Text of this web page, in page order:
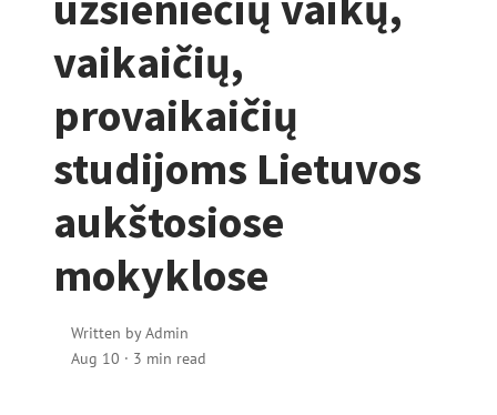
vaikaičių,
provaikaičių
studijoms Lietuvos
aukštosiose
mokyklose
Written byAdmin
Aug 10 · 3 min read